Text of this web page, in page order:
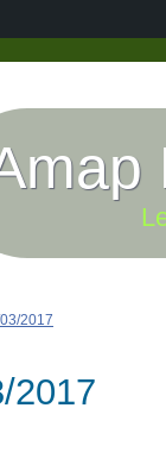
2017
2017